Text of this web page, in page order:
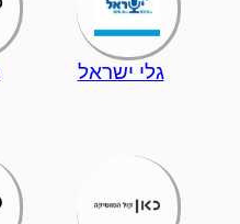
גלי ישראל